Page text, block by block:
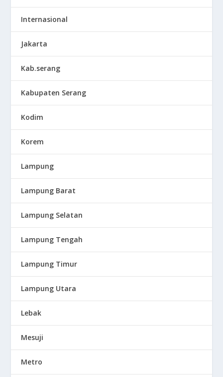
Internasional
Jakarta
Kab.serang
Kabupaten Serang
Kodim
Korem
Lampung
Lampung Barat
Lampung Selatan
Lampung Tengah
Lampung Timur
Lampung Utara
Lebak
Mesuji
Metro